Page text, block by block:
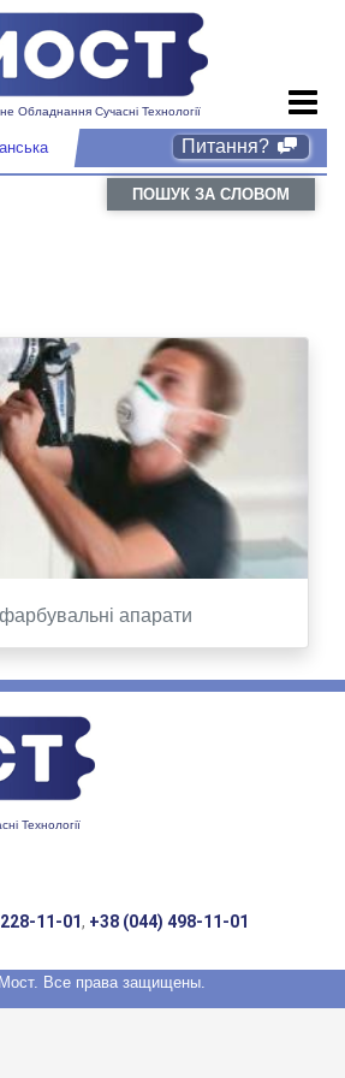
Обладнання Сучасні Технології
Питання?
ПОШУК ЗА СЛОВОМ
апарати
Технології
11-01, +38 (044) 498-11-01
Все права защищены.